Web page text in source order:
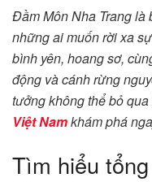
Đầm Môn Nha Trang là
những ai muốn rời xa
bình yên, hoang sơ,
động và cánh rừng
tưởng không thể bỏ
Việt Namkhám phá
Tìm hiểu